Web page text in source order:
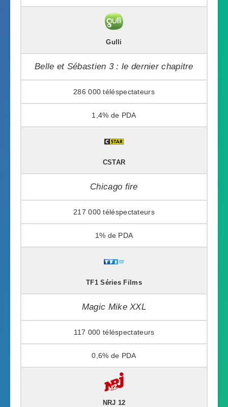
Gulli
Belle et Sébastien 3 : le dernier chapitre
286 000
1,4%
CSTAR
Chicago fire
217 000
1%
TF1 Séries Films
Magic Mike XXL
117 000
0,6%
NRJ 12